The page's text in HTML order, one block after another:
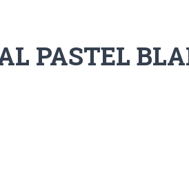
PASTEL